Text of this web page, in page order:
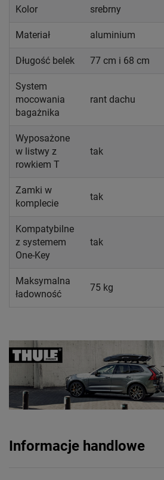
Kolor srebrny
Materiał aluminium
Długość belek 77 cm i 68 cm
System
mocowania
bagażnika
rant dachu
Wyposażone
w listwy z
rowkiem T
tak
Zamki w
komplecie
tak
Kompatybilne
z systemem
One-Key
tak
Maksymalna
ładowność
75 kg
Informacje handlowe